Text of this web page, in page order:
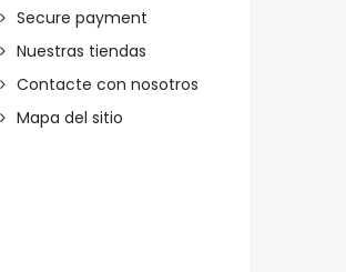
Secure payment
Nuestras tiendas
Contacte con nosotros
Mapa del sitio